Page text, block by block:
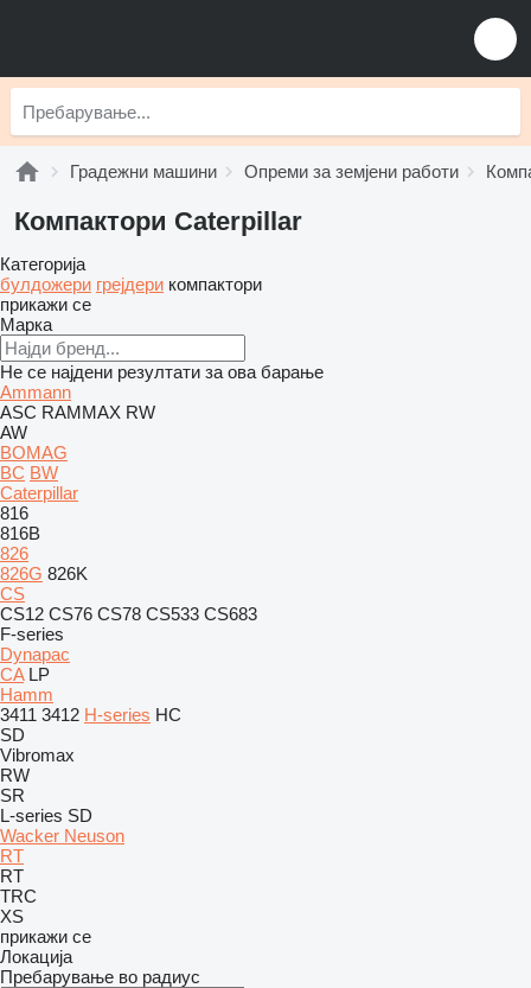
Градежни машини Опреми за земјени работи
Компактори Caterpillar
Категорија
булдожери грејдери компактори
прикажи се
Марка
Не се најдени резултати за ова барање
Ammann
ASC RAMMAX RW
AW
BOMAG
BC BW
Caterpillar
816
816B
826
826G 826K
CS
CS12 CS76 CS78 CS533 CS683
F-series
Dynapac
CA LP
Hamm
3411 3412 H-series HC
SD
Vibromax
RW
SR
L-series SD
Wacker Neuson
RT
RT
TRC
XS
прикажи се
Локација
Пребарување во радиус